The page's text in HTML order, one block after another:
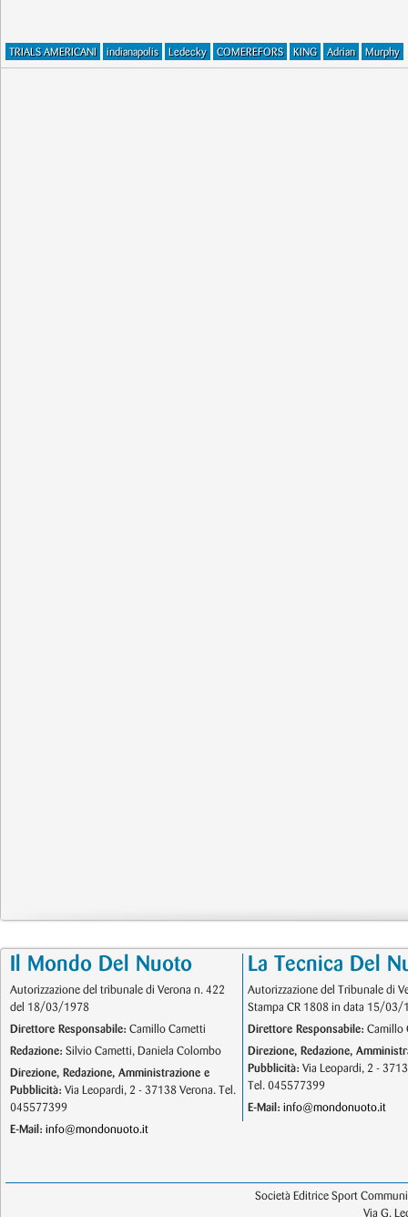
TRIALS AMERICANI indianapolis Ledecky COMEREFORS KING Adrian Murphy
Il Mondo Del Nuoto
Autorizzazione del tribunale di Verona n. 422
del 18/03/1978
Direttore Responsabile: Camillo Cametti
Redazione: Silvio Cametti, Daniela Colombo
Direzione, Redazione, Amministrazione e
Pubblicità: Via Leopardi, 2 - 37138 Verona. Tel.
045577399
E-Mail: info@mondonuoto.it
La Tecnica Del
Autorizzazione del Tribunale di
Stampa CR 1808 in data 15/03/
Direttore Responsabile: Camillo
Direzione, Redazione,
Pubblicità: Via Leopardi, 2 -
Tel. 045577399
E-Mail: info@mondonuoto.it
Società Editrice Sport
Via G.